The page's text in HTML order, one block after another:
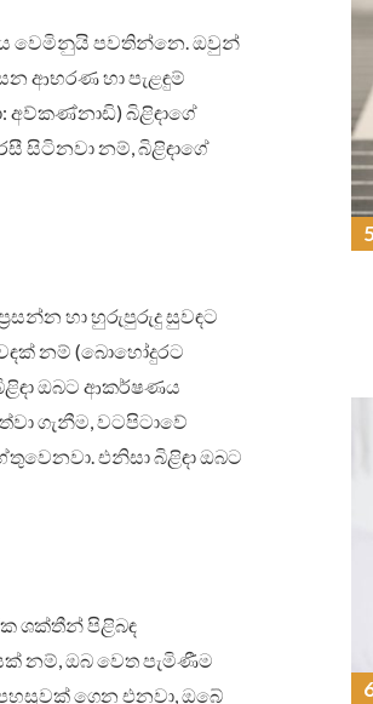
වෙමිනුයි පවතින්නෙ. ඔවුන්
ආභරණ හා පැළඳුම්
බිළිඳාගේ
සිටිනවා නම්, බිළිඳාගේ
හා හුරුපුරුදු සුවඳට
නම් (බොහෝදුරට
ඔබට ආකර්ෂණය
ගැනීම, වටපිටාවේ
එනිසා බිළිඳා ඔබට
ශක්තීන් පිළිබඳ
නම්, ඔබ වෙත පැමිණීම
ගෙන එනවා, ඔබේ